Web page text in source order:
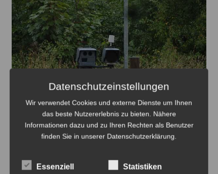
Blitzertermine in der 33.KW im Ostkreis - Foto: JPH
Blitzertermine im Ostkreis in der 33. KW
Datenschutzeinstellungen
Wir verwendet Cookies und externe Dienste um Ihnen
das beste Nutzererlebnis zu bieten. Nähere
Informationen dazu und zu Ihren Rechten als Benutzer
finden Sie in unserer Datenschutzerklärung.
Essenziell Statistiken